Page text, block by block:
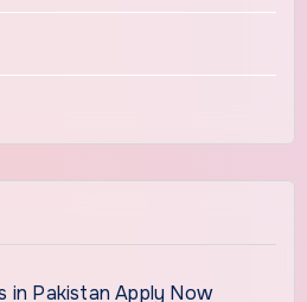
in Pakistan Apply Now